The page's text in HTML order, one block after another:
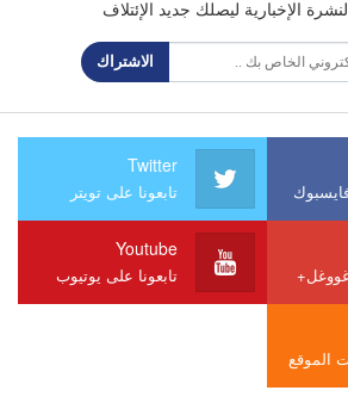
الإخبارية ليصلك جديد الإئتلاف
الاشتراك
Twitter
تابعونا على تويتر
Youtube
تابعونا على يوتيوب
الموقع